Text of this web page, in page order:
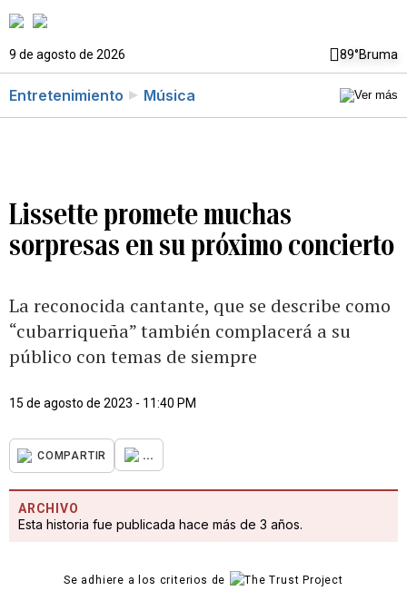
9 de agosto de 2026 89°Bruma
Entretenimiento Música
Lissette promete muchas
sorpresas en su próximo concierto
La reconocida cantante, que se describe como
“cubarriqueña” también complacerá a su
público con temas de siempre
15 de agosto de 2023 - 11:40 PM
COMPARTIR ...
ARCHIVO
Esta historia fue publicada hace más de 3 años.
Se adhiere a los criterios de